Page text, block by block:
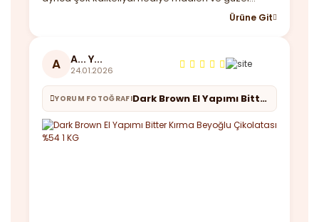
Ürüne Git
A A... Y...
24.01.2026
YORUM FOTOĞRAFI Dark Brown El Yapımı Bitter Kırma Beyoğlu Çikolatası %54 1 KG